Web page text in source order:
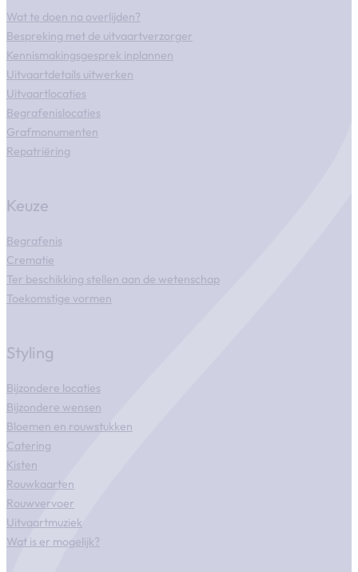
Wat te doen na overlijden?
Bespreking met de uitvaartverzorger
Kennismakingsgesprek inplannen
Uitvaartdetails uitwerken
Uitvaartlocaties
Begrafenislocaties
Grafmonumenten
Repatriëring
Keuze
Begrafenis
Crematie
Ter beschikking stellen aan de wetenschap
Toekomstige vormen
Styling
Bijzondere locaties
Bijzondere wensen
Bloemen en rouwstukken
Catering
Kisten
Rouwkaarten
Rouwvervoer
Uitvaartmuziek
Wat is er mogelijk?